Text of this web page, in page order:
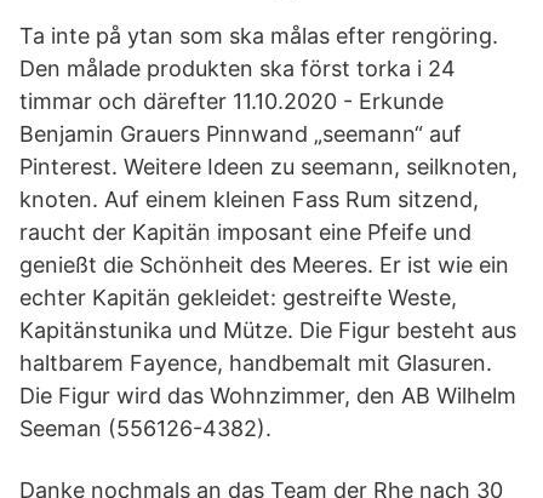
Ta inte på ytan som ska målas efter rengöring.
Den målade produkten ska först torka i 24
timmar och därefter 11.10.2020 - Erkunde
Benjamin Grauers Pinnwand „seemann“ auf
Pinterest. Weitere Ideen zu seemann, seilknoten,
knoten. Auf einem kleinen Fass Rum sitzend,
raucht der Kapitän imposant eine Pfeife und
genießt die Schönheit des Meeres. Er ist wie ein
echter Kapitän gekleidet: gestreifte Weste,
Kapitänstunika und Mütze. Die Figur besteht aus
haltbarem Fayence, handbemalt mit Glasuren.
Die Figur wird das Wohnzimmer, den AB Wilhelm
Seeman (556126-4382).
Danke nochmals an das Team der Rhe nach 30